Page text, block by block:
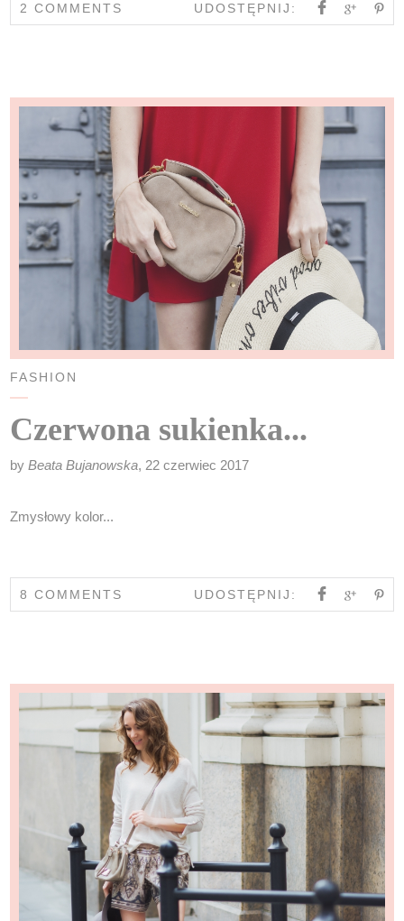
2 COMMENTS UDOSTĘPNIJ:
FASHION
Czerwona sukienka...
byBeata Bujanowska, 22 czerwiec 2017
Zmysłowy kolor...
8 COMMENTS UDOSTĘPNIJ: